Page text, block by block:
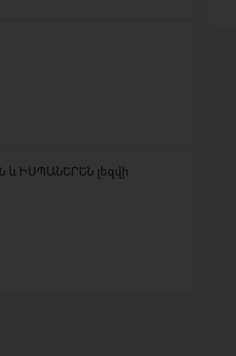
ԻՍՊԱՆԵՐԵՆ լեզվի